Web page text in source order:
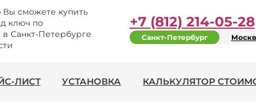
сможете купить
ключ по
Санкт-Петербурге
+7 (812) 214-05-28
Санкт-Петербург
ЛИСТ УСТАНОВКА КАЛЬКУЛЯТОР